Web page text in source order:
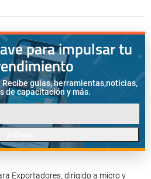
para impulsar tu
guías, herramientas,noticias,
de capacitación y más.
Exportadores, dirigido a micro y